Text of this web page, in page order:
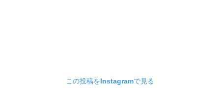
この投稿をInstagramで見る